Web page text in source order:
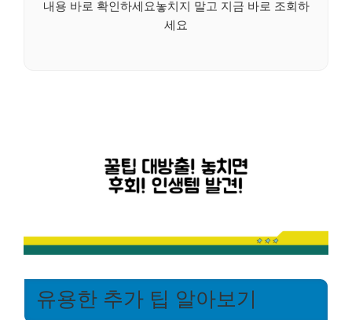
내용 바로 확인하세요놓치지 말고 지금 바로 조회하
세요
유용한 추가 팁 알아보기